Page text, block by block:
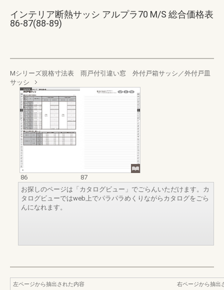
インテリア断熱サッシ アルプラ70 M/S 総合価格表
86-87(88-89)
Mシリーズ規格寸法表 雨戸付引違い窓 外付戸箱サッシ／外付戸皿
サッシ
86
87
お探しのページは「カタログビュー」でごらんいただけます。カ
タログビューではweb上でパラパラめくりながらカタログをごら
んになれます。
左ページから抽出された内容
右ページから抽出